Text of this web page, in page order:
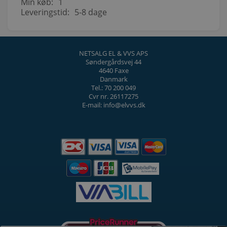
Leveringstid: 5-8 dage
NETSALG EL & VVS APS
Søndergårdsvej 44
4640 Faxe
Danmark
Tel.: 70 200 049
Cvr nr. 26117275
E-mail: info@elvvs.dk